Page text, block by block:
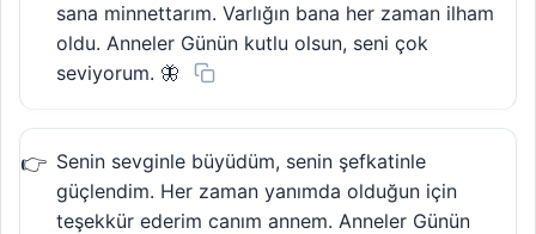
sana minnettarım. Varlığın bana her zaman ilham
oldu. Anneler Günün kutlu olsun, seni çok
seviyorum. 🦋
Senin sevginle büyüdüm, senin şefkatinle
güçlendim. Her zaman yanımda olduğun için
teşekkür ederim canım annem. Anneler Günün